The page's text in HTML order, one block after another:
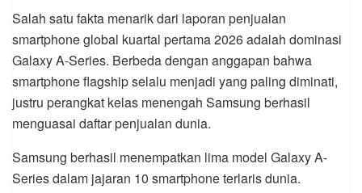
Salah satu fakta menarik dari laporan penjualan
smartphone global kuartal pertama 2026 adalah dominasi
Galaxy A-Series. Berbeda dengan anggapan bahwa
smartphone flagship selalu menjadi yang paling diminati,
justru perangkat kelas menengah Samsung berhasil
menguasai daftar penjualan dunia.
Samsung berhasil menempatkan lima model Galaxy A-
Series dalam jajaran 10 smartphone terlaris dunia.